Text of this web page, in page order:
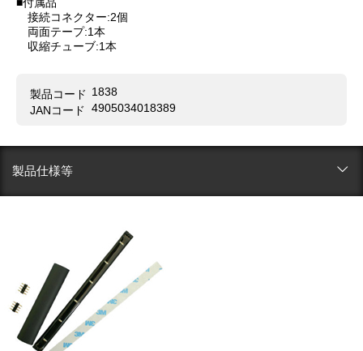
接続コネクター:2個
両面テープ:1本
収縮チューブ:1本
製品コード 1838
JANコード
4905034018389
製品仕様等